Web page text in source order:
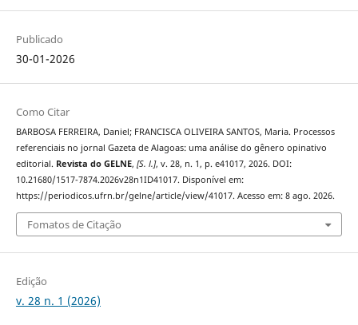
Publicado
30-01-2026
Como Citar
BARBOSA FERREIRA, Daniel; FRANCISCA OLIVEIRA SANTOS, Maria. Processos
referenciais no jornal Gazeta de Alagoas: uma análise do gênero opinativo
editorial. Revista do GELNE, [S. l.], v. 28, n. 1, p. e41017, 2026. DOI:
10.21680/1517-7874.2026v28n1ID41017. Disponível em:
https://periodicos.ufrn.br/gelne/article/view/41017. Acesso em: 8 ago. 2026.
Fomatos de Citação
Edição
v. 28 n. 1 (2026)